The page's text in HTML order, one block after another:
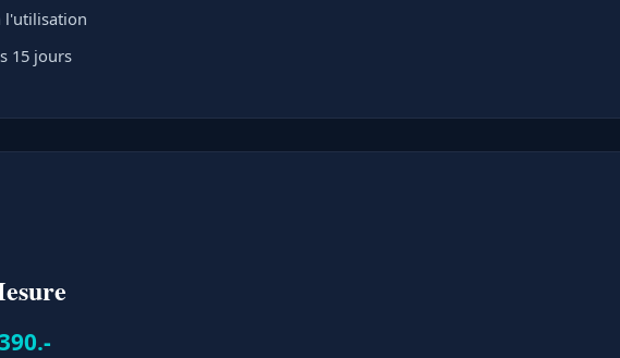
l'utilisation
15 jours